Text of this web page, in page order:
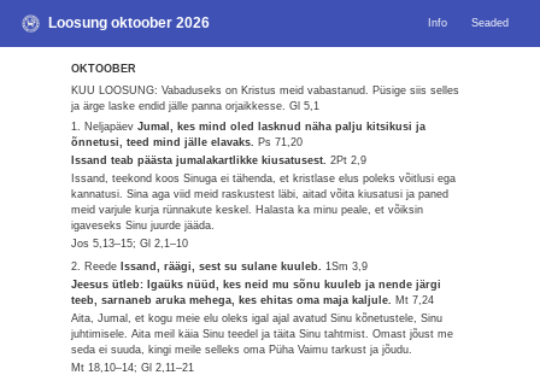
Loosung oktoober 2026 Info Seaded
OKTOOBER
KUU LOOSUNG: Vabaduseks on Kristus meid vabastanud. Püsige siis selles
ja ärge laske endid jälle panna orjaikkesse.Gl 5,1
1. NeljapäevJumal, kes mind oled lasknud näha palju kitsikusi ja
õnnetusi, teed mind jälle elavaks. Ps 71,20
Issand teab päästa jumalakartlikke kiusatusest.2Pt 2,9
Issand, teekond koos Sinuga ei tähenda, et kristlase elus poleks võitlusi ega
kannatusi. Sina aga viid meid raskustest läbi, aitad võita kiusatusi ja paned
meid varjule kurja rünnakute keskel. Halasta ka minu peale, et võiksin
igaveseks Sinu juurde jääda.
Jos 5,13–15; Gl 2,1–10
2. Reede Issand, räägi, sest su sulane kuuleb.1Sm 3,9
Jeesus ütleb: Igaüks nüüd, kes neid mu sõnu kuuleb ja nende järgi
teeb, sarnaneb aruka mehega, kes ehitas oma maja kaljule. Mt 7,24
Aita, Jumal, et kogu meie elu oleks igal ajal avatud Sinu kõnetustele, Sinu
juhtimisele. Aita meil käia Sinu teedel ja täita Sinu tahtmist. Omast jõust me
seda ei suuda, kingi meile selleks oma Püha Vaimu tarkust ja jõudu.
Mt 18,10–14; Gl 2,11–21